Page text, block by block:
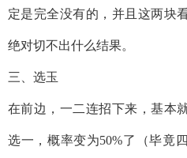
定是完全没有的，并且这两块
绝对切不出什么结果。
三、选玉
在前边，一二连招下来，基本
选一，概率变为50%了（毕竟